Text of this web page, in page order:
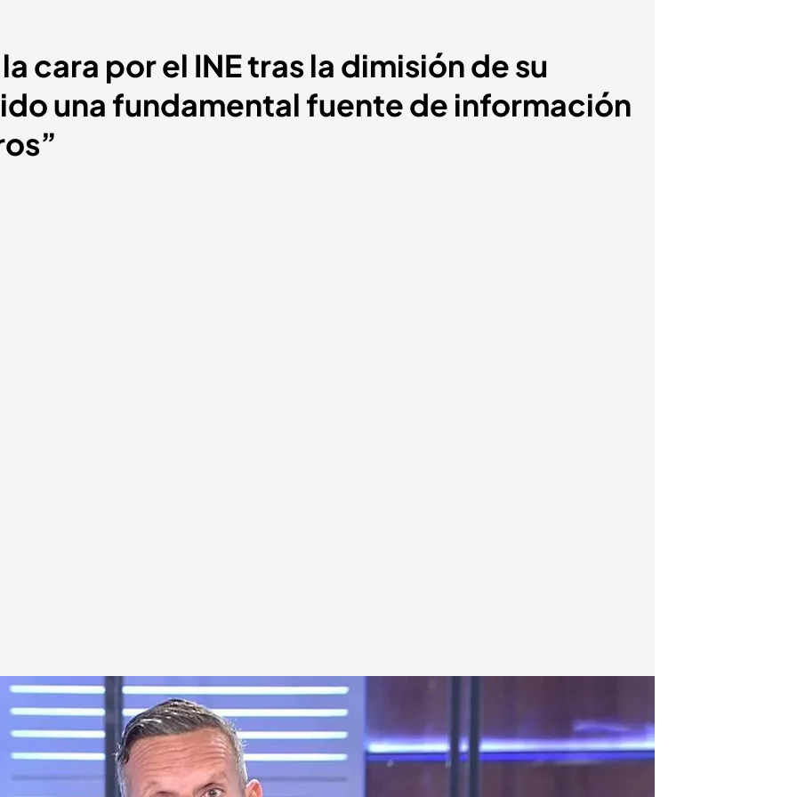
cara por el INE tras la dimisión de su
una fundamental fuente de información